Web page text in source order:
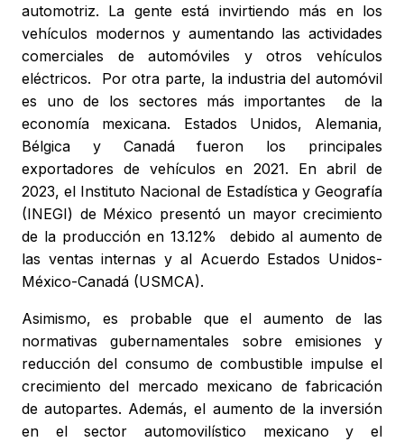
automotriz. La gente está invirtiendo más en los
vehículos modernos y aumentando las actividades
comerciales de automóviles y otros vehículos
eléctricos. Por otra parte, la industria del automóvil
es uno de los sectores más importantes de la
economía mexicana. Estados Unidos, Alemania,
Bélgica y Canadá fueron los principales
exportadores de vehículos en 2021. En abril de
2023, el Instituto Nacional de Estadística y Geografía
(INEGI) de México presentó un mayor crecimiento
de la producción en 13.12% debido al aumento de
las ventas internas y al Acuerdo Estados Unidos-
México-Canadá (USMCA).
Asimismo, es probable que el aumento de las
normativas gubernamentales sobre emisiones y
reducción del consumo de combustible impulse el
crecimiento del mercado mexicano de fabricación
de autopartes. Además, el aumento de la inversión
en el sector automovilístico mexicano y el